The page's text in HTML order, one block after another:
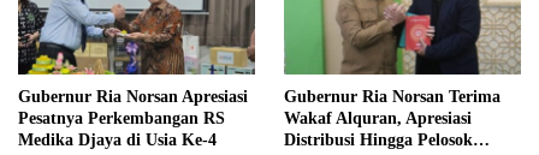
Gubernur Ria Norsan Apresiasi
Pesatnya Perkembangan RS
Medika Djaya di Usia Ke-4
Gubernur Ria Norsan Terima
Wakaf Alquran, Apresiasi
Distribusi Hingga Pelosok